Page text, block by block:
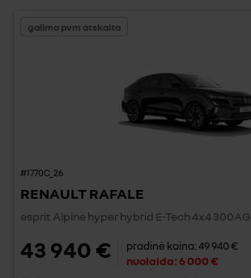
galima pvm atskaita
#1770C_26
RENAULT RAFALE
esprit Alpine hyper hybrid E-Tech 4x4 300AG
43 940 € pradinė kaina:49 940 €
nuolaida:6 000 €